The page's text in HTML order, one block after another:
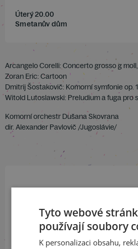
Úterý 20.00
Smetanův dům
Arcangelo Corelli: Concerto grosso g moll,
Zoran Eric: Cartoon
Dmitrij Šostakovič: Komorní symfonie op.
Witold Lutoslawski: Preludium a fuga pro
Komorní orchestr Dušana Skovrana
dir. Alexander Pavlovič /Jugoslávie/
ODEBÍRAT
Tyto webové
používají soubory
K personalizaci obsahu,